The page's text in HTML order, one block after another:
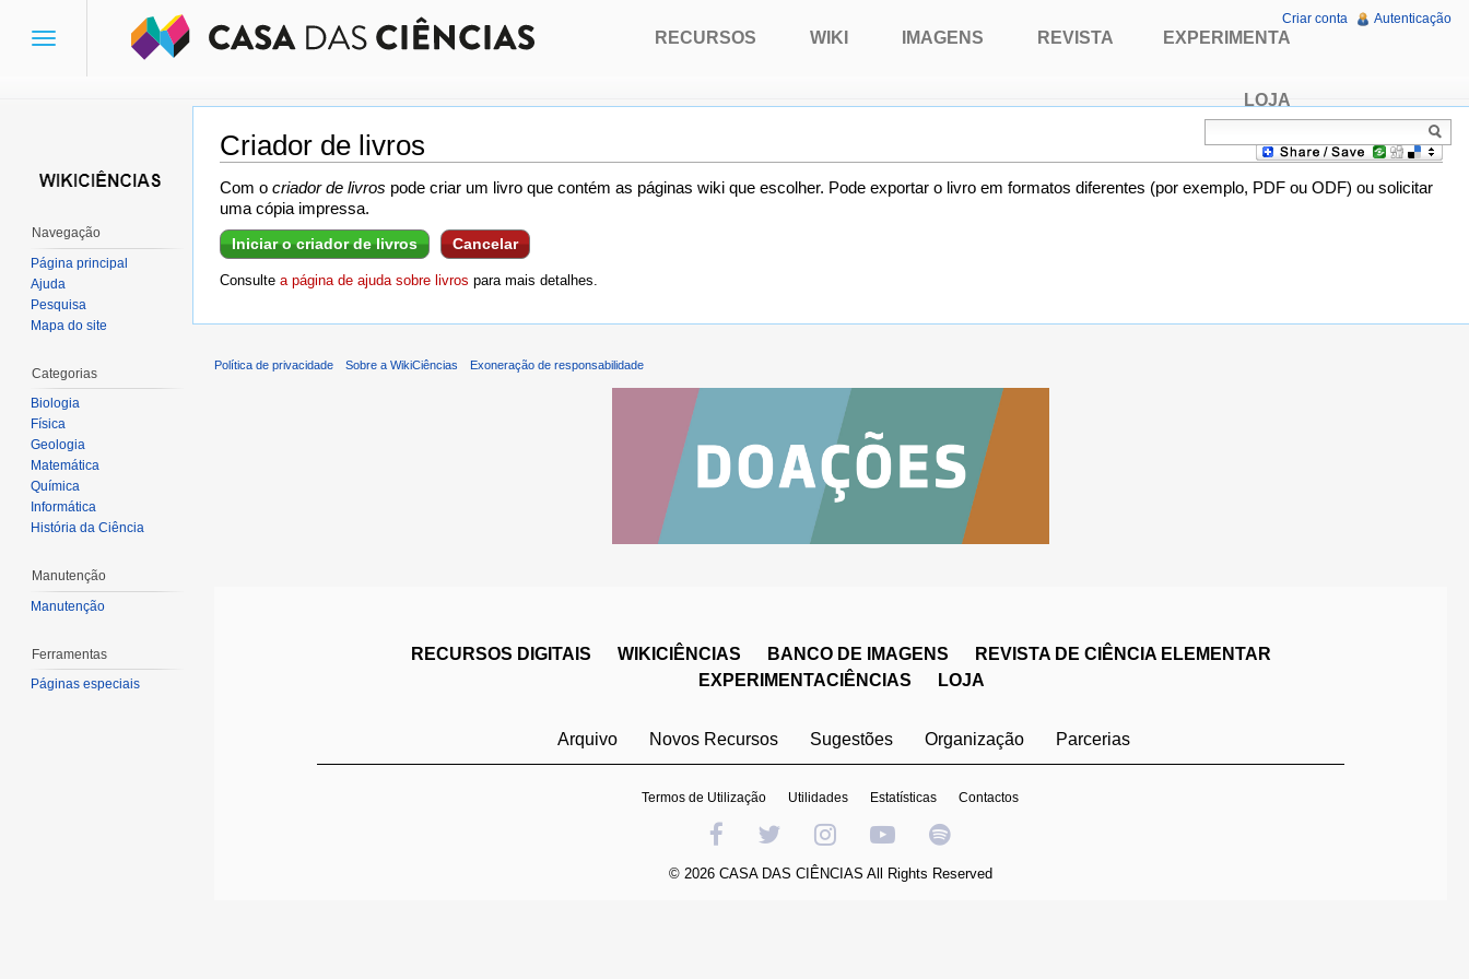
Criador de livros
Ir para:navegação,pesquisa
Com o criador de livros pode criar um livro que contém as páginas wiki que escolher. Pode exportar o livro em formatos diferentes (por exemplo, PDF ou ODF) ou solicitar
uma cópia impressa.
Iniciar o criador de livros Cancelar
Consulte a página de ajuda sobre livros para mais detalhes.
Toggle
RECURSOS WIKI IMAGENS REVISTA EXPERIMENTA
LOJA
Criar conta Autenticação
Navegação
Página principal
Ajuda
Pesquisa
Mapa do site
Categorias
Biologia
Física
Geologia
Matemática
Química
Informática
História da Ciência
Manutenção
Manutenção
Ferramentas
Páginas especiais
Política de privacidade Sobre a WikiCiências Exoneração de responsabilidade
RECURSOS DIGITAIS WIKICIÊNCIAS BANCO DE IMAGENS
REVISTA DE CIÊNCIA ELEMENTAR
EXPERIMENTACIÊNCIAS
LOJA
Arquivo Novos Recursos Sugestões Organização Parcerias
Termos de Utilização Utilidades Estatísticas Contactos
© 2026 CASA DAS CIÊNCIAS All Rights Reserved